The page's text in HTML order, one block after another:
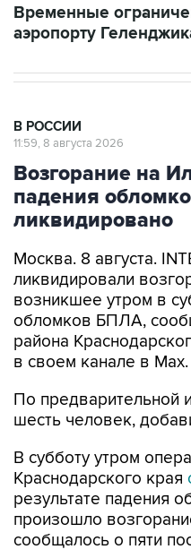
Временные
аэропорту
В РОССИИ
11:59, 8 августа 2026
Возгорание на
падения
ликвидировано
Москва. 8 августа.
ликвидировали
возникшее утром в
обломков БПЛА,
района
в своем канале в Max.
По предварительной
шесть человек,
В субботу утром
Краснодарского края
результате падения
произошло
сообщалось о пяти